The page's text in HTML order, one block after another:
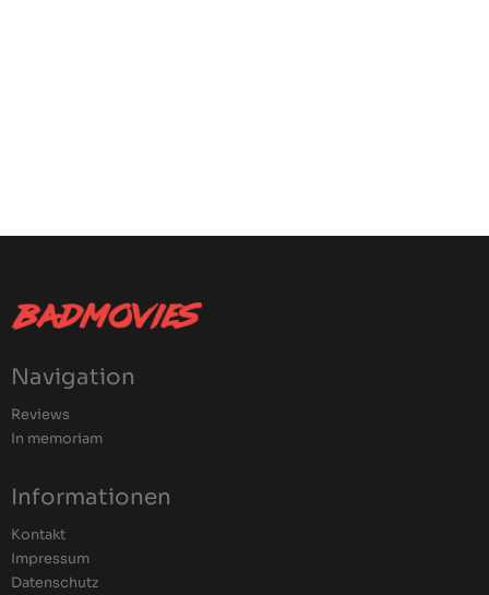
Navigation
Reviews
In memoriam
Informationen
Kontakt
Impressum
Datenschutz